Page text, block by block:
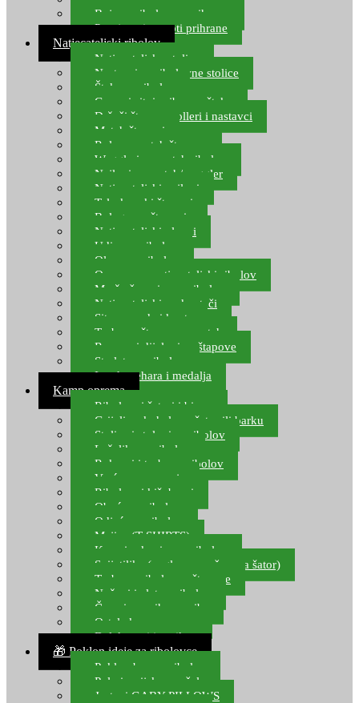
Boje za ribolovnu prihranu
Provjereni recepti prihrane
Natjecateljski ribolov
Natjecateljske stolice
Nastavci za ribolovne stolice
Šteke za ribolov
Gume i sitni pribor za šteku
Držači štapova rolleri i nastavci
Match štapovi
Role za match štapove
Waggleri za match ribolov
Najloni za match/waggler
Natjecateljski najloni
Teleskopski štapovi
Bolognese štapovi
Natjecateljski plovci
Udice za ribolov
Olovo za ribolov
Oprema za natjecateljski ribolov
Mreže čuvarice za ribolov
Natjecateljski podmetači
Sito, posude i kante
Torbe za štapove – match
Rezervni dijelovi za štapove
Starlete za ribolov
Izrada pehara i medalja
Kamp oprema
Ribolovni šatori i bivvy
Grijalice, kuhala za šator ili barku
Stolice i stolovi za ribolov
Ležaljke za ribolov
Ruksaci i torbe za ribolov
Vreće za spavanje
Ribolovni kišobrani
Obuća za ribolov
Odjeća za ribolov
Majice (T-SHIRTS)
Kape i rukavice za ribolov
Svijetiljke (naglavne, ručne, za šator)
Torbe za ribolovne štapove
Noževi i alat za ribolov
Čamci za prihranu ribe
Ostala kamp oprema
Dalekozori i optika
🎁 Poklon ideje za ribolovce
Poklon bon za ribolov
Polarizacijske naočale
Jastuci GABY PILLOWS